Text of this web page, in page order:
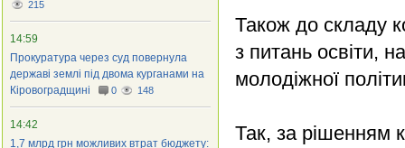
Також до складу
з питань освіти,
молодіжної
Так, за рішенням
215
14:59
Прокуратура через суд повернула
державі землі під двома курганами на
Кіровоградщині
0 148
14:42
1,7 млрд грн можливих втрат бюджету: